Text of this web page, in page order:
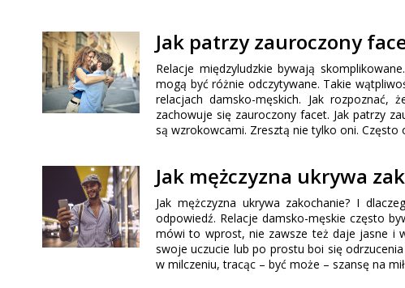
Jak patrzy zauroczony
Relacje międzyludzkie bywają
mogą być różnie odczytywane. Takie
relacjach damsko-męskich. Jak rozpoznać,
zachowuje się zauroczony facet. Jak patrzy
są wzrokowcami. Zresztą nie tylko oni.
Jak mężczyzna ukrywa
Jak mężczyzna ukrywa zakochanie? I
odpowiedź. Relacje damsko-męskie często
mówi to wprost, nie zawsze też daje jasne i
swoje uczucie lub po prostu boi się
w milczeniu, tracąc – być może – szansę na